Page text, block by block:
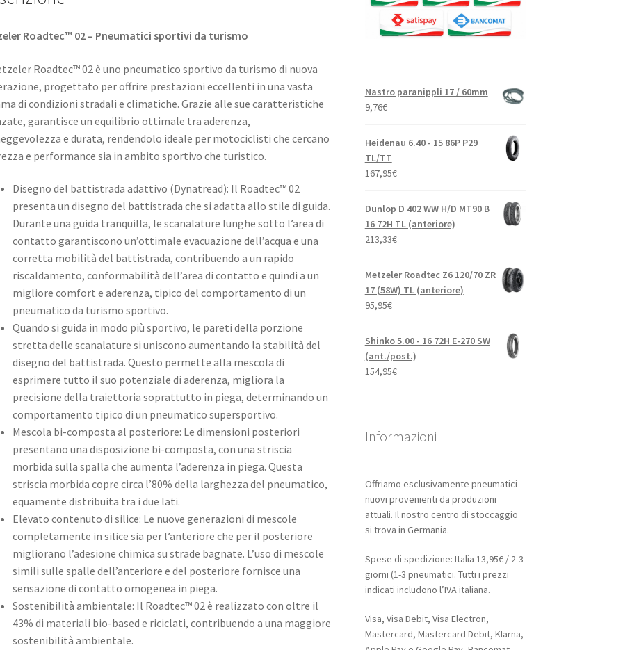
Roadtec™ 02 – Pneumatici sportivi da turismo
Roadtec™ 02 è uno pneumatico sportivo da turismo di nuova
progettato per offrire prestazioni eccellenti in una vasta
di condizioni stradali e climatiche. Grazie alle sue caratteristiche
garantisce un equilibrio ottimale tra aderenza,
e durata, rendendolo ideale per motociclisti che cercano
e performance sia in ambito sportivo che turistico.
Disegno del battistrada adattivo (Dynatread): Il Roadtec™ 02
presenta un disegno del battistrada che si adatta allo stile di guida.
Durante una guida tranquilla, le scanalature lunghe sotto l’area di
contatto garantiscono un’ottimale evacuazione dell’acqua e una
corretta mobilità del battistrada, contribuendo a un rapido
riscaldamento, conformabilità dell’area di contatto e quindi a un
migliore comfort e aderenza, tipico del comportamento di un
pneumatico da turismo sportivo.
Quando si guida in modo più sportivo, le pareti della porzione
stretta delle scanalature si uniscono aumentando la stabilità del
disegno del battistrada. Questo permette alla mescola di
esprimere tutto il suo potenziale di aderenza, migliora la
precisione della traiettoria soprattutto in piega, determinando un
comportamento tipico di un pneumatico supersportivo. ​
Mescola bi-composta al posteriore: Le dimensioni posteriori
presentano una disposizione bi-composta, con una striscia
morbida sulla spalla che aumenta l’aderenza in piega. Questa
striscia morbida copre circa l’80% della larghezza del pneumatico,
equamente distribuita tra i due lati. ​
Elevato contenuto di silice: Le nuove generazioni di mescole
completamente in silice sia per l’anteriore che per il posteriore
migliorano l’adesione chimica su strade bagnate. L’uso di mescole
simili sulle spalle dell’anteriore e del posteriore fornisce una
sensazione di contatto omogenea in piega. ​
Sostenibilità ambientale: Il Roadtec™ 02 è realizzato con oltre il
43% di materiali bio-based e riciclati, contribuendo a una maggiore
sostenibilità ambientale. ​
Nastro paranippli 17 / 60mm
9,76€
Heidenau 6.40 - 15 86P P29
TL/TT
167,95€
Dunlop D 402 WW H/D MT90 B
16 72H TL (anteriore)
213,33€
Metzeler Roadtec Z6 120/70 ZR
17 (58W) TL (anteriore)
95,95€
Shinko 5.00 - 16 72H E-270 SW
(ant./post.)
154,95€
Informazioni
Offriamo esclusivamente pneumatici
nuovi provenienti da produzioni
attuali. Il nostro centro di stoccaggio
si trova in Germania.
Spese di spedizione: Italia 13,95€ / 2-3
giorni (1-3 pneumatici. Tutti i prezzi
indicati includono l’IVA italiana.
Visa, Visa Debit, Visa Electron,
Mastercard, Mastercard Debit, Klarna,